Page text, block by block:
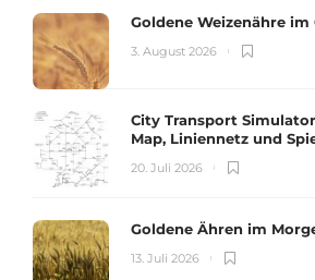
Goldene Weizenähre im
3. August 2026
City Transport
Map, Liniennetz und
20. Juli 2026
Goldene Ähren im
13. Juli 2026